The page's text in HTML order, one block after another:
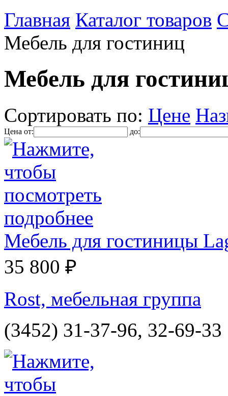
Главная Каталог товаров
Мебель для гостиниц
Мебель для
Сортировать по: Цене
Цена от: до:
Мебель для гостиницы
35 800 ₽
Rost, мебельная группа
(3452) 31-37-96, 32-69-33